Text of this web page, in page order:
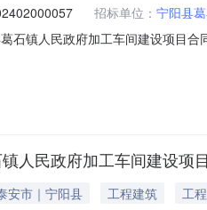
招标单位： 宁阳县
石镇人民政府加工车间建设项目
甲方(全称):宁阳县葛石
人民政府加工车间建设项
安市｜宁阳县 工程建筑
工程